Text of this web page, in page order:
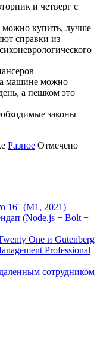
и четверг с
можно купить, лучше
справки из
машине можно
а пешком это
законы
Разное Отмечено
16'' (M1, 2021)
(Node.js + Bolt +
One и Gutenberg
Professional
сотрудником